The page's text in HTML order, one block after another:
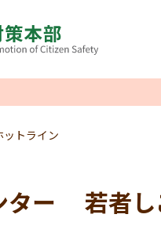
トライン
ター 若者し